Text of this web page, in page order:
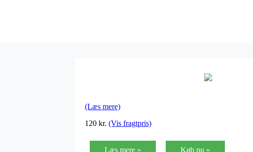
(Læs mere)
120 kr. (Vis fragtpris)
Læs mere » Køb nu »